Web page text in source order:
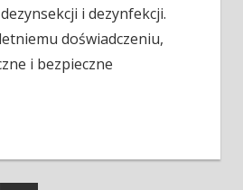
i dezynfekcji.
doświadczeniu,
i bezpieczne